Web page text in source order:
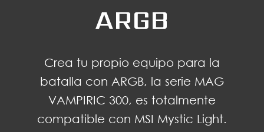
ARGB
Crea tu propio equipo para la
batalla con ARGB, la serie MAG
VAMPIRIC 300, es totalmente
compatible con MSI Mystic Light.